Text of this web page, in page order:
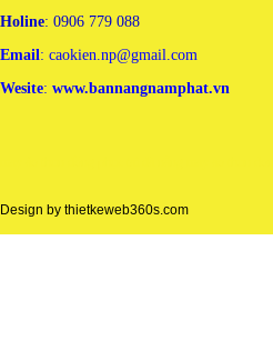
Holine: 0906 779 088
Email: caokien.np@gmail.com
Wesite: www.bannangnamphat.vn
Design by thietkeweb360s.com